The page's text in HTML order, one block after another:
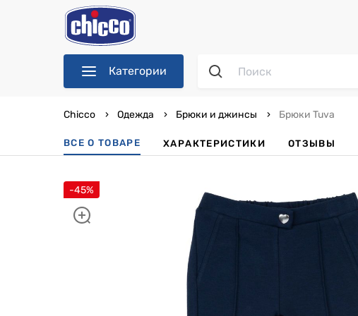
Категории
Chicco Одежда Брюки и джинсы Брюки Tuva
ВСЕ О ТОВАРЕ ХАРАКТЕРИСТИКИ ОТЗЫВЫ
-45%